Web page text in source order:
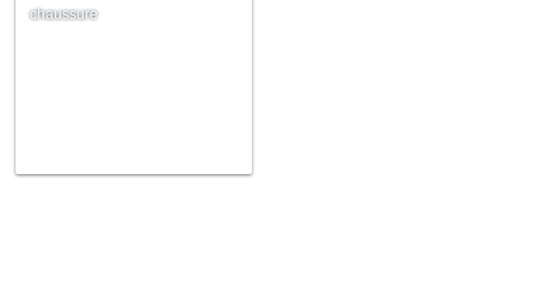
chaussure